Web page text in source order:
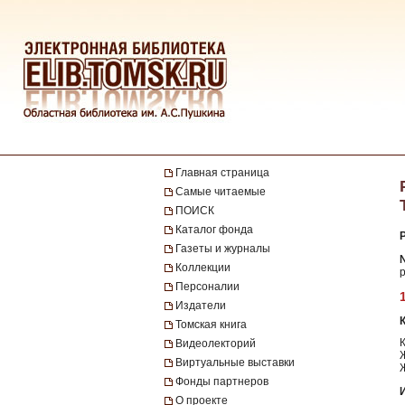
Главная страница
Самые читаемые
ПОИСК
Каталог фонда
Газеты и журналы
Коллекции
Персоналии
Издатели
Томская книга
Видеолекторий
Виртуальные выставки
Фонды партнеров
О проекте